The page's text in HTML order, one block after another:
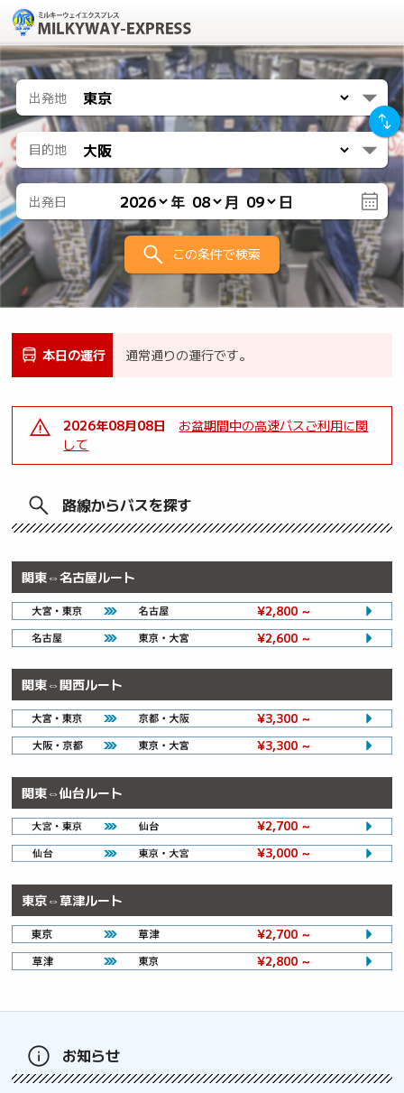
出発地
目的地
出発日 年 月 日
この条件で検索
本日の運行 通常通りの運行です。
2026年08月08日
お盆期間中の高速バスご利用に関
して
路線からバスを探す
関東⇔名古屋ルート
¥2,800 ～
¥2,600 ～
関東⇔関西ルート
¥3,300 ～
¥3,300 ～
関東⇔仙台ルート
¥2,700 ～
¥3,000 ～
東京⇔草津ルート
¥2,700 ～
¥2,800 ～
お知らせ